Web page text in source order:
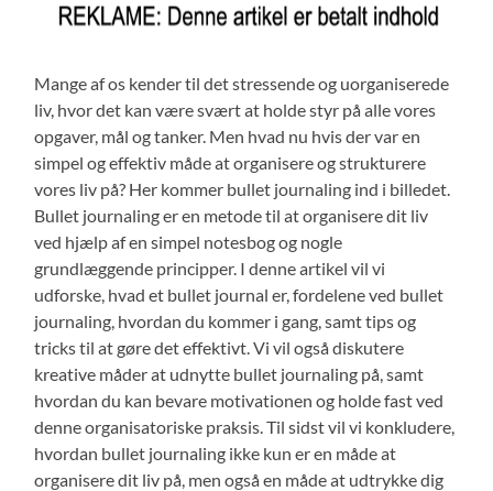
Mange af os kender til det stressende og uorganiserede
liv, hvor det kan være svært at holde styr på alle vores
opgaver, mål og tanker. Men hvad nu hvis der var en
simpel og effektiv måde at organisere og strukturere
vores liv på? Her kommer bullet journaling ind i billedet.
Bullet journaling er en metode til at organisere dit liv
ved hjælp af en simpel notesbog og nogle
grundlæggende principper. I denne artikel vil vi
udforske, hvad et bullet journal er, fordelene ved bullet
journaling, hvordan du kommer i gang, samt tips og
tricks til at gøre det effektivt. Vi vil også diskutere
kreative måder at udnytte bullet journaling på, samt
hvordan du kan bevare motivationen og holde fast ved
denne organisatoriske praksis. Til sidst vil vi konkludere,
hvordan bullet journaling ikke kun er en måde at
organisere dit liv på, men også en måde at udtrykke dig